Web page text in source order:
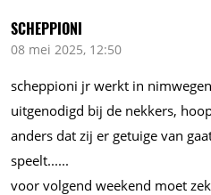
SCHEPPIONI
08 mei 2025, 12:50
scheppioni jr werkt in
uitgenodigd bij de nekkers,
anders dat zij er getuige van
speelt......
voor volgend weekend moet